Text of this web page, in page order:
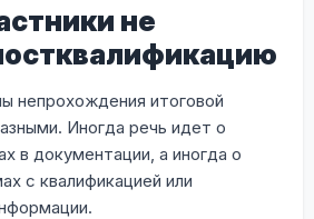
не
непрохождения итоговой
Иногда речь идет о
в документации, а иногда о
с квалификацией или